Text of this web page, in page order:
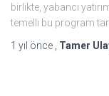
birlikte, yabancı
temelli bu program
1 yıl önce Tamer